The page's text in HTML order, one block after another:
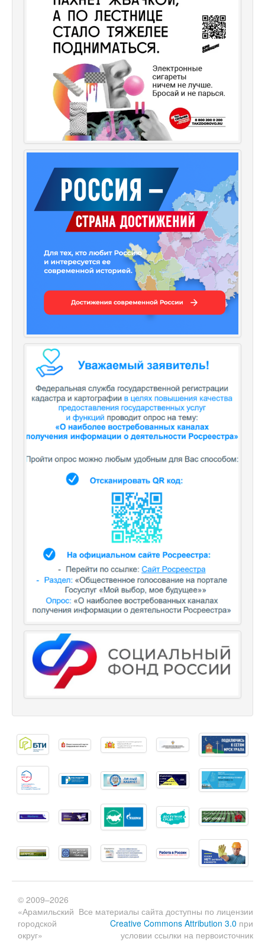
Все материалы сайта доступны по лицензии
Creative Commons Attribution 3.0 при
условии ссылки на первоисточник
© 2009–2026
«Арамильский
городской
округ»